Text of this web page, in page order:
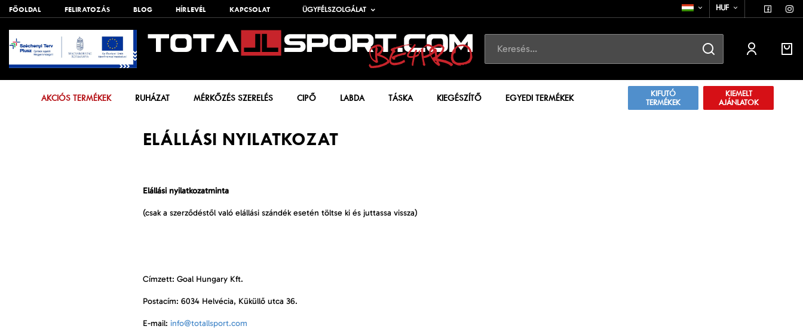
FŐOLDAL FELIRATOZÁS BLOG HÍRLEVÉL KAPCSOLAT ÜGYFÉLSZOLGÁLAT HUF
AKCIÓS TERMÉKEK RUHÁZAT MÉRKŐZÉS SZERELÉS CIPŐ LABDA TÁSKA KIEGÉSZÍTŐ EGYEDI TERMÉKEK
KIFUTÓ
TERMÉKEK
KIEMELT
AJÁNLATOK
ELÁLLÁSI NYILATKOZAT
Elállási nyilatkozatminta
(csak a szerződéstől való elállási szándék esetén töltse ki és juttassa vissza)
Címzett: Goal Hungary Kft.
Postacím: 6034 Helvécia, Küküllő utca 36.
E-mail: info@totallsport.com